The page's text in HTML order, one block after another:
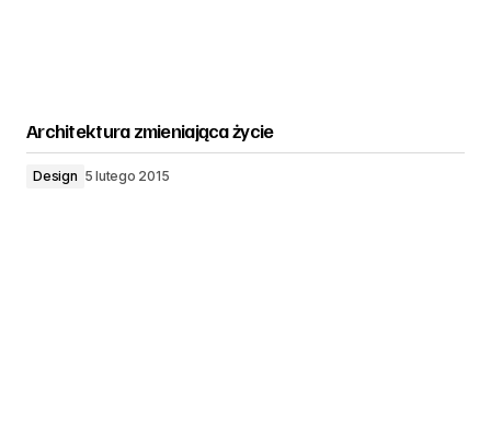
Architektura zmieniająca życie
Design 5 lutego 2015